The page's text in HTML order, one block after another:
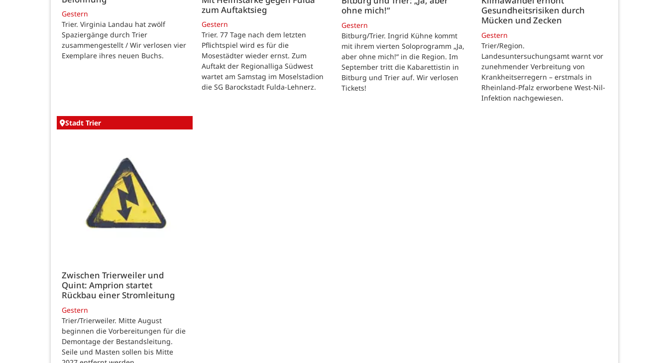
Gestern
Trier. Virginia Landau hat zwölf
Spaziergänge durch Trier
zusammengestellt / Wir verlosen vier
Exemplare ihres neuen Buchs.
zum Auftaktsieg
Gestern
Trier. 77 Tage nach dem letzten
Pflichtspiel wird es für die
Mosestädter wieder ernst. Zum
Auftakt der Regionalliga Südwest
wartet am Samstag im Moselstadion
die SG Barockstadt Fulda-Lehnerz.
ohne mich!“
Gestern
Bitburg/Trier. Ingrid Kühne kommt
mit ihrem vierten Soloprogramm „Ja,
aber ohne mich!“ in die Region. Im
September tritt die Kabarettistin in
Bitburg und Trier auf. Wir verlosen
Tickets!
Gesundheitsrisiken durch
Mücken und Zecken
Gestern
Trier/Region.
Landesuntersuchungsamt warnt vor
zunehmender Verbreitung von
Krankheitserregern – erstmals in
Rheinland-Pfalz erworbene West-Nil-
Infektion nachgewiesen.
Stadt Trier
Zwischen Trierweiler und
Quint: Amprion startet
Rückbau einer Stromleitung
Gestern
Trier/Trierweiler. Mitte August
beginnen die Vorbereitungen für die
Demontage der Bestandsleitung.
Seile und Masten sollen bis Mitte